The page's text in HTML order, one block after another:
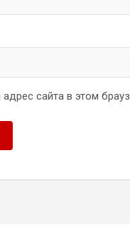
сайта в этом